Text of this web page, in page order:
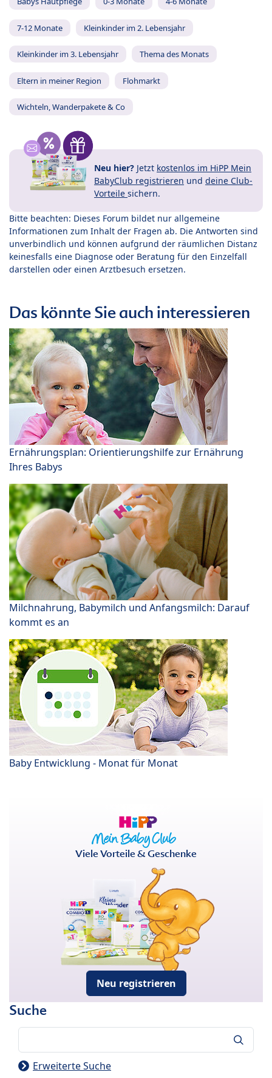
7-12 Monate Kleinkinder im 2. Lebensjahr
Kleinkinder im 3. Lebensjahr Thema des Monats
Eltern in meiner Region Flohmarkt
Wichteln, Wanderpakete & Co
Neu hier? Jetzt kostenlos im HiPP Mein
BabyClub registrieren und deine Club-
Vorteile sichern.
Bitte beachten: Dieses Forum bildet nur allgemeine
Informationen zum Inhalt der Fragen ab. Die Antworten sind
unverbindlich und können aufgrund der räumlichen Distanz
keinesfalls eine Diagnose oder Beratung für den Einzelfall
darstellen oder einen Arztbesuch ersetzen.
Das könnte Sie auch interessieren
Ernährungsplan: Orientierungshilfe zur Ernährung
Ihres Babys
Milchnahrung, Babymilch und Anfangsmilch: Darauf
kommt es an
Baby Entwicklung - Monat für Monat
Viele Vorteile & Geschenke
Neu registrieren
Suche
Erweiterte Suche